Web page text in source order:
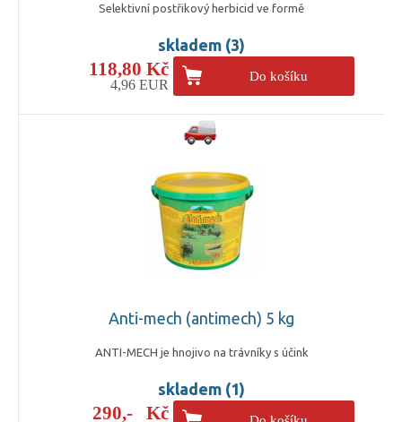
Selektivní postřikový herbicid ve formě
skladem (3)
118,80 Kč
4,96 EUR
Do košíku
Anti-mech (antimech) 5 kg
ANTI-MECH je hnojivo na trávníky s účink
skladem (1)
290,- Kč